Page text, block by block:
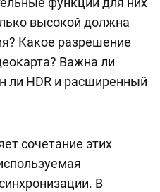
высокой должна
Какое разрешение
Важна ли
ли HDR и расширенный
сочетание этих
В